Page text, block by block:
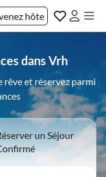
hôte
dans Vrh
rêve et réservez parmi
un Séjour